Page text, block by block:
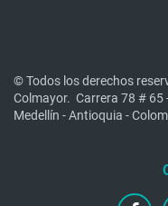
© Todos los derechos
Colmayor. Carrera 78 # 65
Medellín - Antioquia -